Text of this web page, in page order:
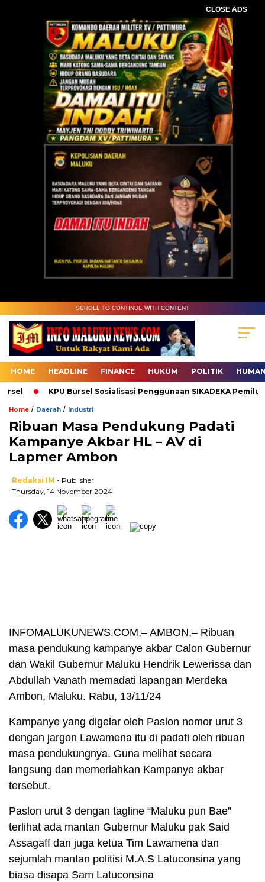
CLOSE ADS
SCROLL TO CONTINUE WITH CONTENT
HOME HEADLINE FINANCE HUKUM POLITIK
KPU Bursel Sosialisasi Penggunaan SIKADEKA Pemilu
Home / Daerah / Industri
Ribuan Masa Pendukung Padati
Kampanye Akbar HL – AV di
Lapmer Ambon
Redaksi IM - Publisher
Thursday, 14 November 2024
INFOMALUKUNEWS.COM,– AMBON,– Ribuan
masa pendukung kampanye akbar Calon Gubernur
dan Wakil Gubernur Maluku Hendrik Lewerissa dan
Abdullah Vanath memadati lapangan Merdeka
Ambon, Maluku. Rabu, 13/11/24
Kampanye yang digelar oleh Paslon nomor urut 3
dengan jargon Lawamena itu di padati oleh ribuan
masa pendukungnya. Guna melihat secara
langsung dan memeriahkan Kampanye akbar
tersebut.
Paslon urut 3 dengan tagline “Maluku pun Bae”
terlihat ada mantan Gubernur Maluku pak Said
Assagaff dan juga ketua Tim Lawamena dan
sejumlah mantan politisi M.A.S Latuconsina yang
biasa disapa Sam Latuconsina